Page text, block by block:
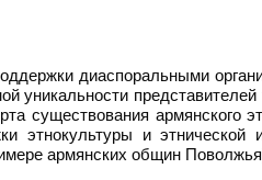
диаспоральными
уникальности
существования армянского
этнокультуры и
армянских общин